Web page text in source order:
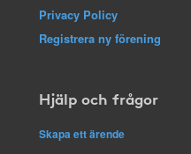
Privacy Policy
Registrera ny förening
Hjälp och frågor
Skapa ett ärende